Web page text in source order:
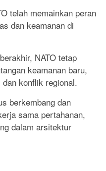
telah memainkan peran
dan keamanan di
NATO tetap
keamanan baru,
konflik regional.
berkembang dan
sama pertahanan,
dalam arsitektur